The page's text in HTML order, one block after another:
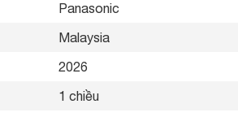
Panasonic
Malaysia
2026
1 chiều